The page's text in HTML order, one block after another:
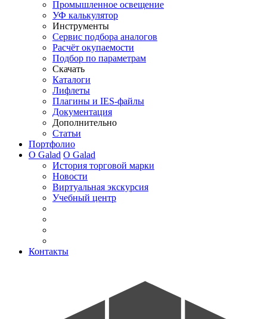
Промышленное освещение
УФ калькулятор
Инструменты
Сервис подбора аналогов
Расчёт окупаемости
Подбор по параметрам
Скачать
Каталоги
Лифлеты
Плагины и IES-файлы
Документация
Дополнительно
Статьи
Портфолио
О Galad О Galad
История торговой марки
Новости
Виртуальная экскурсия
Учебный центр
Контакты